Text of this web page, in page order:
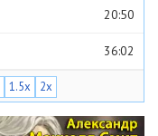
20:50
36:02
26:48
1.5x 2x